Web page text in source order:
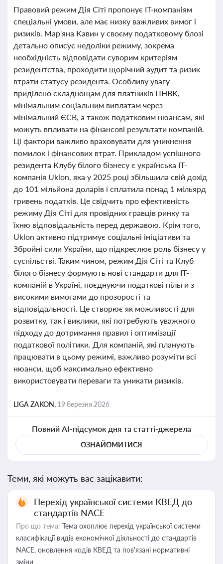
Правовий режим Дія Сіті пропонує IT-компаніям
спеціальні умови, але має низку важливих вимог і
ризиків. Мар'яна Кавин у своєму податковому блозі
детально описує недоліки режиму, зокрема
необхідність відповідати суворим критеріям
резидентства, проходити щорічний аудит та ризик
втрати статусу резидента. Особливу увагу
приділено складнощам для платників ПНВК,
мінімальним соціальним виплатам через
мінімальний ЄСВ, а також податковим нюансам, які
можуть впливати на фінансові результати компаній.
Ці фактори важливо враховувати для уникнення
помилок і фінансових втрат. Прикладом успішного
резидента Клубу білого бізнесу є українська IT-
компанія Uklon, яка у 2025 році збільшила свій дохід
до 101 мільйона доларів і сплатила понад 1 мільярд
гривень податків. Це свідчить про ефективність
режиму Дія Сіті для провідних гравців ринку та
їхню відповідальність перед державою. Крім того,
Uklon активно підтримує соціальні ініціативи та
Збройні сили України, що підкреслює роль бізнесу у
суспільстві. Таким чином, режим Дія Сіті та Клуб
білого бізнесу формують нові стандарти для IT-
компаній в Україні, поєднуючи податкові пільги з
високими вимогами до прозорості та
відповідальності. Це створює як можливості для
розвитку, так і виклики, які потребують уважного
підходу до дотримання правил і оптимізації
податкової політики. Для компаній, які планують
працювати в цьому режимі, важливо розуміти всі
нюанси, щоб максимально ефективно
використовувати переваги та уникати ризиків.
LIGA ZAKON, 19 березня 2026
Повний AI-підсумок дня та статті-джерела
ОЗНАЙОМИТИСЯ
Теми, які можуть вас зацікавити:
Перехід української системи КВЕД до
стандартів NACE
Про що тема: Тема охоплює перехід української системи
класифікації видів економічної діяльності до стандартів
NACE, оновлення кодів КВЕД та пов'язані нормативні
зміни